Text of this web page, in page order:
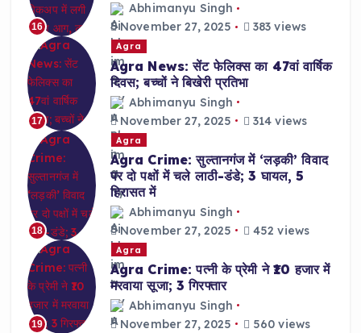
16
Abhimanyu Singh
November 27, 2025
383 views
17
Agra
Agra News: सेंट फेलिक्स का 47वां वार्षिक
दिवस; बच्चों ने बिखेरी प्रतिभा
Abhimanyu Singh
November 27, 2025
314 views
18
Agra
Agra Crime: सुल्तानगंज में ‘लड़की’ विवाद
पर दो पक्षों में चले लाठी-डंडे; 3 घायल, 5
हिरासत में
Abhimanyu Singh
November 27, 2025
452 views
19
Agra
Agra Crime: पत्नी के प्रेमी ने ₹10 हजार में
मरवाया सूजा; 3 गिरफ्तार
Abhimanyu Singh
November 27, 2025
560 views